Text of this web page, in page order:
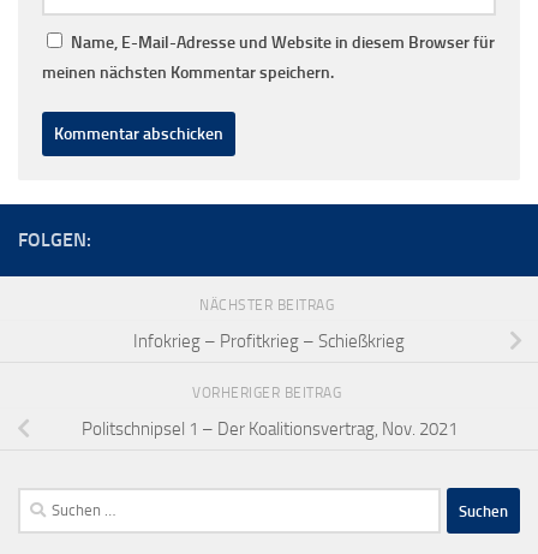
Name, E-Mail-Adresse und Website in diesem Browser für
meinen nächsten Kommentar speichern.
FOLGEN:
NÄCHSTER BEITRAG
Infokrieg – Profitkrieg – Schießkrieg
VORHERIGER BEITRAG
Politschnipsel 1 – Der Koalitionsvertrag, Nov. 2021
Suchen
nach: